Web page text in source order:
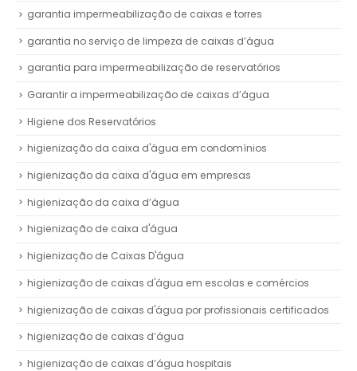
garantia impermeabilização de caixas e torres
garantia no serviço de limpeza de caixas d’água
garantia para impermeabilização de reservatórios
Garantir a impermeabilização de caixas d’água
Higiene dos Reservatórios
higienização da caixa d'água em condomínios
higienização da caixa d'água em empresas
higienização da caixa d’água
higienização de caixa d'água
higienização de Caixas D'água
higienização de caixas d'água em escolas e comércios
higienização de caixas d'água por profissionais certificados
higienização de caixas d’água
higienização de caixas d’água hospitais